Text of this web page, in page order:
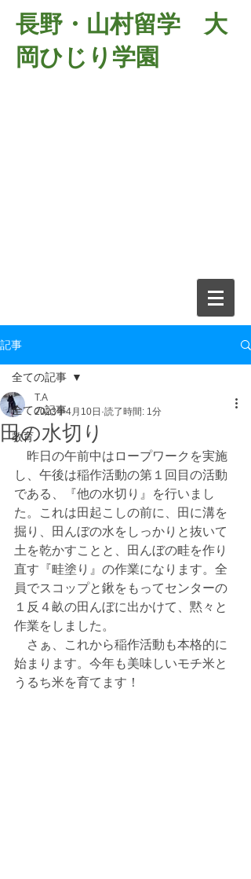
長野・山村留学 大
岡ひじり学園
記事
全ての記事
教育
全ての記事
田の水切り
T.A
2023年4月10日 読了時間: 1分
昨日の午前中はロープワークを実施
し、午後は稲作活動の第１回目の活動
である、『他の水切り』を行いまし
た。これは田起こしの前に、田に溝を
掘り、田んぼの水をしっかりと抜いて
土を乾かすことと、田んぼの畦を作り
直す『畦塗り』の作業になります。全
員でスコップと鍬をもってセンターの
１反４畝の田んぼに出かけて、黙々と
作業をしました。
さぁ、これから稲作活動も本格的に
始まります。今年も美味しいモチ米と
うるち米を育てます！